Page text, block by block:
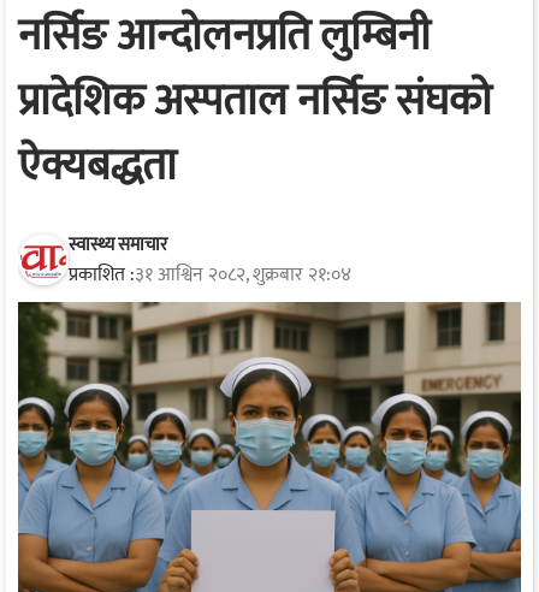
नर्सिङ आन्दोलनप्रति लुम्बिनी
प्रादेशिक अस्पताल नर्सिङ संघको
ऐक्यबद्धता
स्वास्थ्य समाचार
प्रकाशित :३१ आश्विन २०८२, शुक्रबार २१:०४